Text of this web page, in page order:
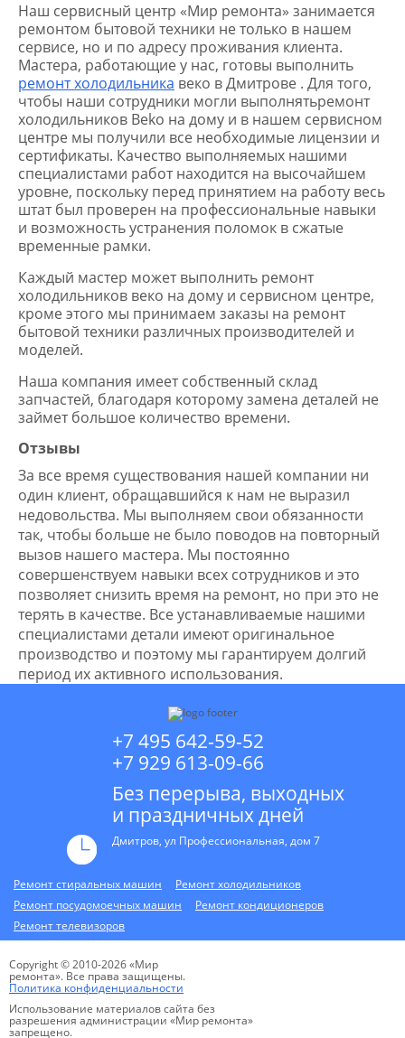
Наш сервисный центр «Мир ремонта» занимается
ремонтом бытовой техники не только в нашем
сервисе, но и по адресу проживания клиента.
Мастера, работающие у нас, готовы выполнить
ремонт холодильника веко в Дмитрове . Для того,
чтобы наши сотрудники могли выполнятьремонт
холодильников Beko на дому и в нашем сервисном
центре мы получили все необходимые лицензии и
сертификаты. Качество выполняемых нашими
специалистами работ находится на высочайшем
уровне, поскольку перед принятием на работу весь
штат был проверен на профессиональные навыки
и возможность устранения поломок в сжатые
временные рамки.
Каждый мастер может выполнить ремонт
холодильников веко на дому и сервисном центре,
кроме этого мы принимаем заказы на ремонт
бытовой техники различных производителей и
моделей.
Наша компания имеет собственный склад
запчастей, благодаря которому замена деталей не
займет большое количество времени.
Отзывы
За все время существования нашей компании ни
один клиент, обращавшийся к нам не выразил
недовольства. Мы выполняем свои обязанности
так, чтобы больше не было поводов на повторный
вызов нашего мастера. Мы постоянно
совершенствуем навыки всех сотрудников и это
позволяет снизить время на ремонт, но при это не
терять в качестве. Все устанавливаемые нашими
специалистами детали имеют оригинальное
производство и поэтому мы гарантируем долгий
период их активного использования.
+7 495 642-59-52
+7 929 613-09-66
Без перерыва, выходных
и праздничных дней
Дмитров, ул Профессиональная, дом 7
Ремонт стиральных машин
Ремонт холодильников
Ремонт посудомоечных машин
Ремонт кондиционеров
Ремонт телевизоров
Copyright © 2010-2026 «Мир
ремонта». Все права защищены.
Политика конфиденциальности
Использование материалов сайта без
разрешения администрации «Мир ремонта»
запрещено.